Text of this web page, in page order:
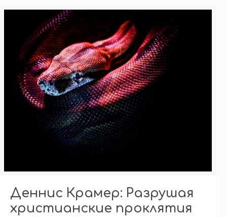
Деннис Крамер: Разрушая
христианские проклятия